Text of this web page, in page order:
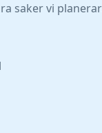
saker vi